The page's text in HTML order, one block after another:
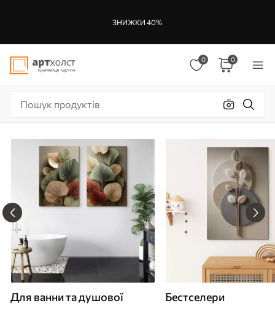
ЗНИЖКИ 40%
0 0
Для ванни та душової Бестселери